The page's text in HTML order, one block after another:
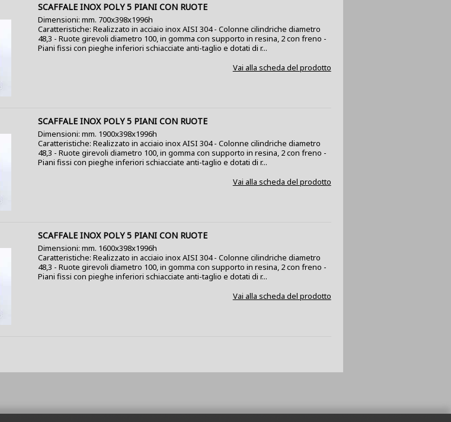
SCAFFALE INOX POLY 5 PIANI CON RUOTE
Dimensioni: mm. 700x398x1996h
Caratteristiche: Realizzato in acciaio inox AISI 304 - Colonne cilindriche diametro
48,3 - Ruote girevoli diametro 100, in gomma con supporto in resina, 2 con freno -
Piani fissi con pieghe inferiori schiacciate anti-taglio e dotati di r...
Vai alla scheda del prodotto
SCAFFALE INOX POLY 5 PIANI CON RUOTE
Dimensioni: mm. 1900x398x1996h
Caratteristiche: Realizzato in acciaio inox AISI 304 - Colonne cilindriche diametro
48,3 - Ruote girevoli diametro 100, in gomma con supporto in resina, 2 con freno -
Piani fissi con pieghe inferiori schiacciate anti-taglio e dotati di r...
Vai alla scheda del prodotto
SCAFFALE INOX POLY 5 PIANI CON RUOTE
Dimensioni: mm. 1600x398x1996h
Caratteristiche: Realizzato in acciaio inox AISI 304 - Colonne cilindriche diametro
48,3 - Ruote girevoli diametro 100, in gomma con supporto in resina, 2 con freno -
Piani fissi con pieghe inferiori schiacciate anti-taglio e dotati di r...
Vai alla scheda del prodotto